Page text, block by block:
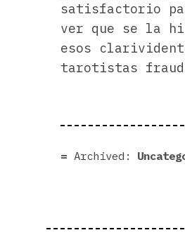
satisfactorio
ver que se la
esos
tarotistas
Archived: